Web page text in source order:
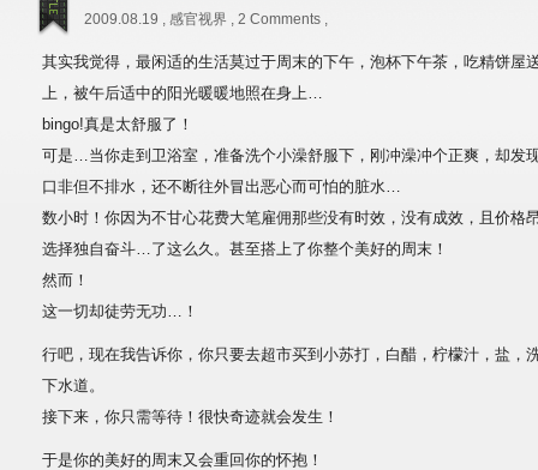
2009.08.19 , 感官视界 , 2 Comments ,
其实我觉得，最闲适的生活莫过于周末的下午，泡杯下午茶，吃精饼屋
上，被午后适中的阳光暖暖地照在身上…
bingo!真是太舒服了！
可是…当你走到卫浴室，准备洗个小澡舒服下，刚冲澡冲个正爽，却发
口非但不排水，还不断往外冒出恶心而可怕的脏水…
数小时！你因为不甘心花费大笔雇佣那些没有时效，没有成效，且价格
选择独自奋斗…了这么久。甚至搭上了你整个美好的周末！
然而！
这一切却徒劳无功…！
行吧，现在我告诉你，你只要去超市买到小苏打，白醋，柠檬汁，盐，
下水道。
接下来，你只需等待！很快奇迹就会发生！
于是你的美好的周末又会重回你的怀抱！